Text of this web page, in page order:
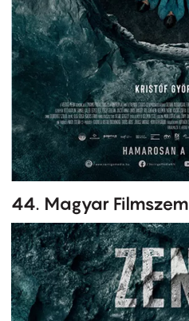
44. Magyar